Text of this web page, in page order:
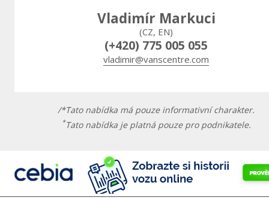
Vladimír Markuci
(CZ, EN)
(+420) 775 005 055
vladimir@vanscentre.com
/*Tato nabídka má pouze informativní charakter.
*Tato nabídka je platná pouze pro podnikatele.